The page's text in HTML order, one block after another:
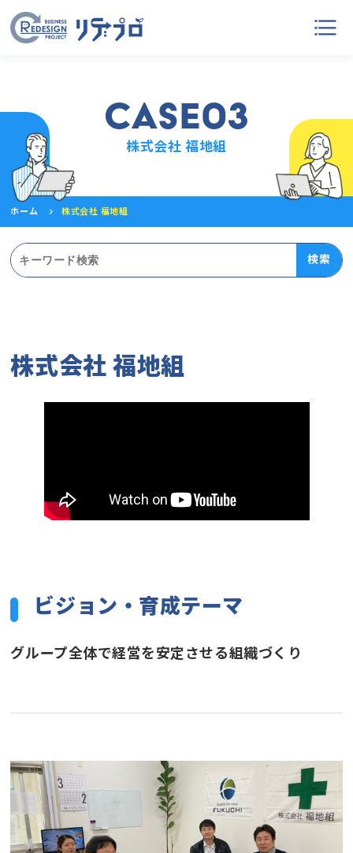
case03
株式会社 福地組
ホーム 株式会社 福地組
検索
株式会社 福地組
ビジョン・育成テーマ
グループ全体で経営を安定させる組織づくり